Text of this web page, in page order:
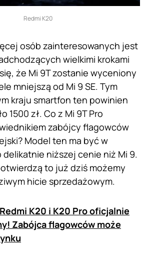
Redmi K20
osób zainteresowanych jest
wielkimi krokami
że Mi 9T zostanie wyceniony
mniejszą od Mi 9 SE. Tym
kraju smartfon ten powinien
1500 zł. Co z Mi 9T Pro
zabójcy flagowców
Model ten ma być w
niższej cenie niż Mi 9.
to już dziś możemy
hicie sprzedażowym.
Redmi K20 i K20 Pro oficjalnie
Zabójca flagowców może